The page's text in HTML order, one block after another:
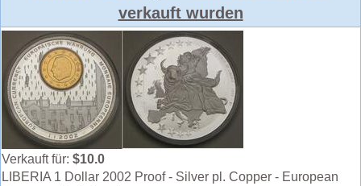
verkauft wurden
Verkauft für: $10.0
LIBERIA 1 Dollar 2002 Proof - Silver pl. Copper - European